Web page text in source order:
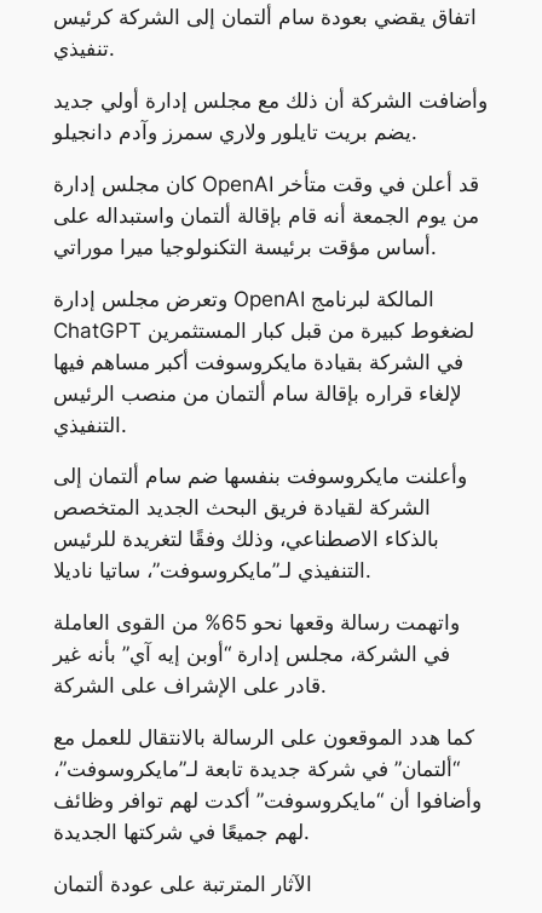
اتفاق يقضي بعودة سام ألتمان إلى الشركة كرئيس
تنفيذي.
وأضافت الشركة أن ذلك مع مجلس إدارة أولي جديد
يضم بريت تايلور ولاري سمرز وآدم دانجيلو.
كان مجلس إدارة OpenAI قد أعلن في وقت متأخر
من يوم الجمعة أنه قام بإقالة ألتمان واستبداله على
أساس مؤقت برئيسة التكنولوجيا ميرا موراتي.
وتعرض مجلس إدارة OpenAI المالكة لبرنامج
ChatGPT لضغوط كبيرة من قبل كبار المستثمرين
في الشركة بقيادة مايكروسوفت أكبر مساهم فيها
لإلغاء قراره بإقالة سام ألتمان من منصب الرئيس
التنفيذي.
وأعلنت مايكروسوفت بنفسها ضم سام ألتمان إلى
الشركة لقيادة فريق البحث الجديد المتخصص
بالذكاء الاصطناعي، وذلك وفقًا لتغريدة للرئيس
التنفيذي لـ”مايكروسوفت”، ساتيا ناديلا.
واتهمت رسالة وقعها نحو 65% من القوى العاملة
في الشركة، مجلس إدارة “أوبن إيه آي” بأنه غير
قادر على الإشراف على الشركة.
كما هدد الموقعون على الرسالة بالانتقال للعمل مع
“ألتمان” في شركة جديدة تابعة لـ”مايكروسوفت”،
وأضافوا أن “مايكروسوفت” أكدت لهم توافر وظائف
لهم جميعًا في شركتها الجديدة.
الآثار المترتبة على عودة ألتمان